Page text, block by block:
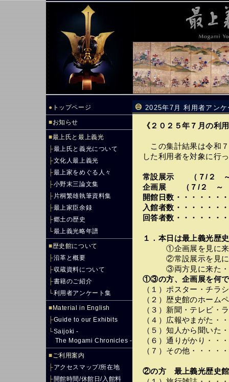
● トップページ
■お知らせ
■最上氏と最上義光
├最上氏と義光について
├文化人最上義光
├最上家をめぐる人々
├小野末三論文集
├ 片桐繁雄執筆資料集
├最上家臣余録
├郷土の歴史
└最上義光略年譜
■歴史館について
├沿革と概要
├収蔵資料について
├書籍のご紹介
└利用者アンケート集
■ Material in English
├Guide to our Exhibits
└Saijoki -
The Mogami Chronicles -
■ご利用案内
├アクセスマップ/所在地
├開館時間/休館日/入館料
2025年7月 利用者アン
《２０２５年７月の利
この集計結果は令和
した利用者を対象に行
常設展示 （７/２
企画展 （７/２ ～
開館日数・・・・・・
入館者数・・・・・・
回答者数・・・・・・
１．本日は最上義光歴
①企画展を見に来た
②常設展示を見に来
③両方見に来た・・
①③の方、企画展を何
（１）ポスター・チラ
（２）歴史館のホーム
（３）新聞・テレビ・
（４）広報やまがた・
（５）知人から聞いた
（６）通りがかり・・
（７）その他・・・・
②の方 最上義光歴史館